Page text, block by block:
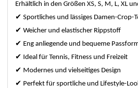
Erhältlich in den Größen XS, S, M, L, XL
✔ Sportliches und lässiges Damen-Crop-
✔ Weicher und elastischer Rippstoff
✔ Eng anliegende und bequeme
✔ Ideal für Tennis, Fitness und Freizeit
✔ Modernes und vielseitiges Design
✔ Perfekt für sportliche und Lifestyle-